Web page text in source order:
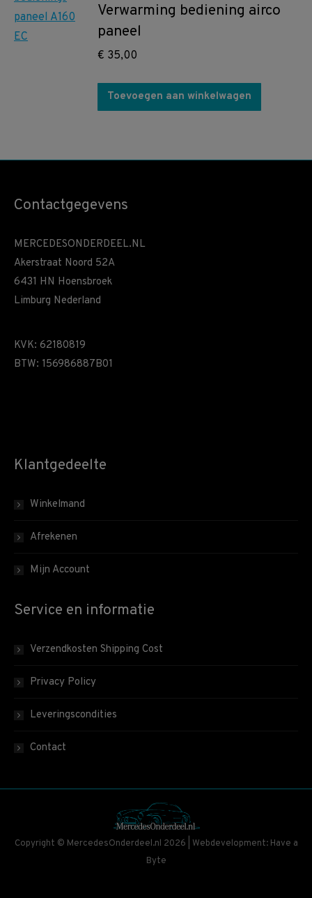
Verwarming bediening airco
paneel
€ 35,00
Toevoegen aan winkelwagen
Contactgegevens
MERCEDESONDERDEEL.NL
Akerstraat Noord 52A
6431 HN Hoensbroek
Limburg Nederland
KVK: 62180819
BTW: 156986887B01
Klantgedeelte
Winkelmand
Afrekenen
Mijn Account
Service en informatie
Verzendkosten Shipping Cost
Privacy Policy
Leveringscondities
Contact
Copyright © MercedesOnderdeel.nl 2026 | Webdevelopment: Have a
Byte